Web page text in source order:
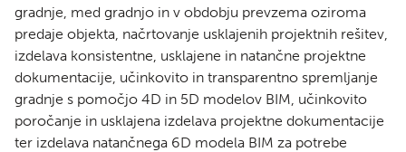
gradnje, med gradnjo in v obdobju prevzema oziroma
predaje objekta, načrtovanje usklajenih projektnih rešitev,
izdelava konsistentne, usklajene in natančne projektne
dokumentacije, učinkovito in transparentno spremljanje
gradnje s pomočjo 4D in 5D modelov BIM, učinkovito
poročanje in usklajena izdelava projektne dokumentacije
ter izdelava natančnega 6D modela BIM za potrebe